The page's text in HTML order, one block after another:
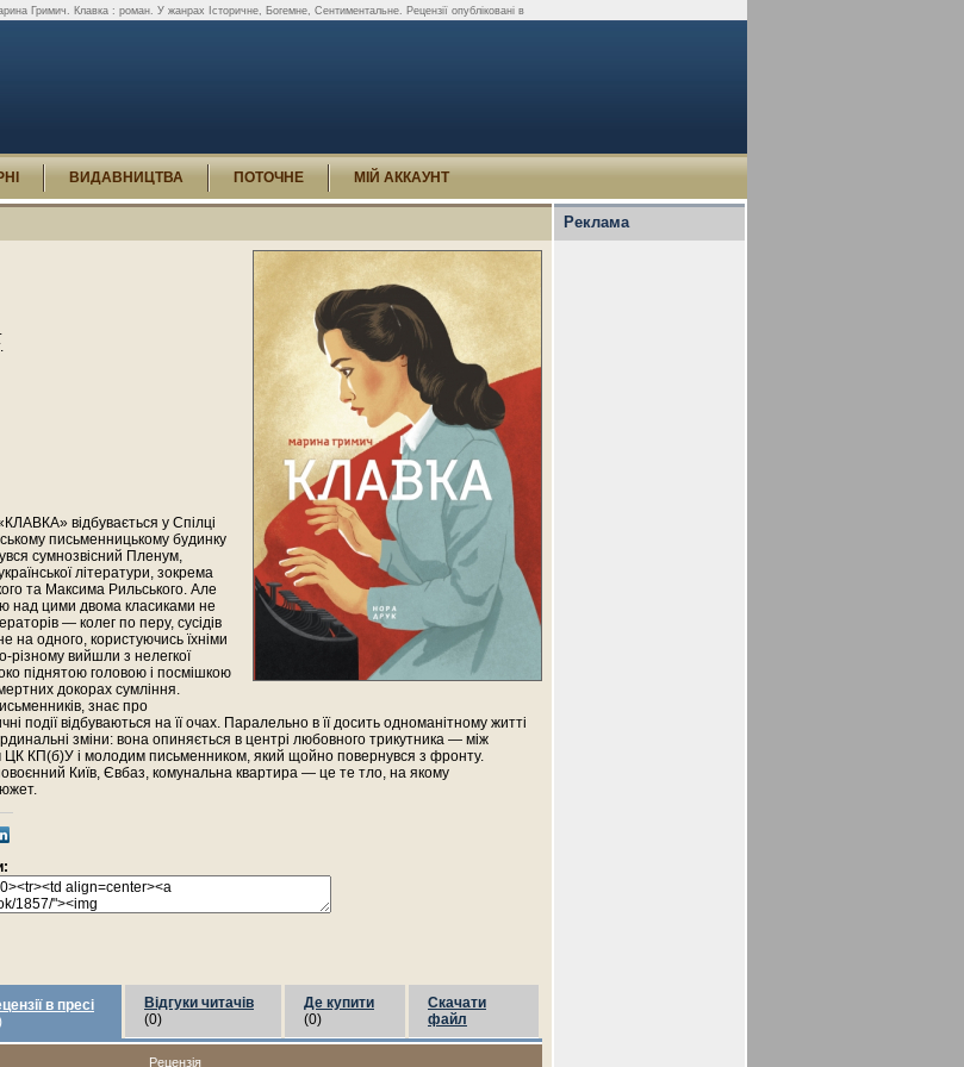
Гримич. Клавка : роман. У жанрах Історичне, Богемне, Сентиментальне. Рецензії опубліковані в
ВИДАВНИЦТВА ПОТОЧНЕ МІЙ АККАУНТ
відбувається у Спілці
письменницькому будинку
сумнозвісний Пленум,
літератури, зокрема
та Максима Рильського. Але
над цими двома класиками не
— колег по перу, сусідів
на одного, користуючись їхніми
різному вийшли з нелегкої
піднятою головою і посмішкою
докорах сумління.
знає про
події відбуваються на її очах. Паралельно в її досить одноманітному житті
зміни: вона опиняється в центрі любовного трикутника — між
ЦК КП(б)У і молодим письменником, який щойно повернувся з фронту.
Київ, Євбаз, комунальна квартира — це те тло, на якому
в пресі
Відгуки читачів
(0)
Де купити
(0)
Скачати
файл
Рецензія
Реклама